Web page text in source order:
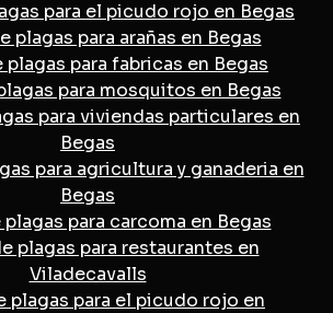
para el picudo rojo en Begas
plagas para arañas en Begas
para fabricas en Begas
para mosquitos en Begas
para viviendas particulares en
Begas
para agricultura y ganaderia en
Begas
para carcoma en Begas
plagas para restaurantes en
Viladecavalls
plagas para el picudo rojo en